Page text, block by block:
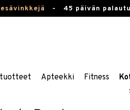
- 45 päivän
Apteekki Fitness